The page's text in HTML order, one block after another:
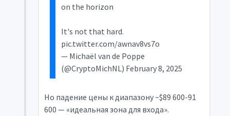
on the horizon
It's not that hard.
pic.twitter.com/awnav8vs7o
— Michaël van de Poppe
(@CryptoMichNL) February 8, 2025
Но падение цены к диапазону ~$89 600-91
600 — «идеальная зона для входа».